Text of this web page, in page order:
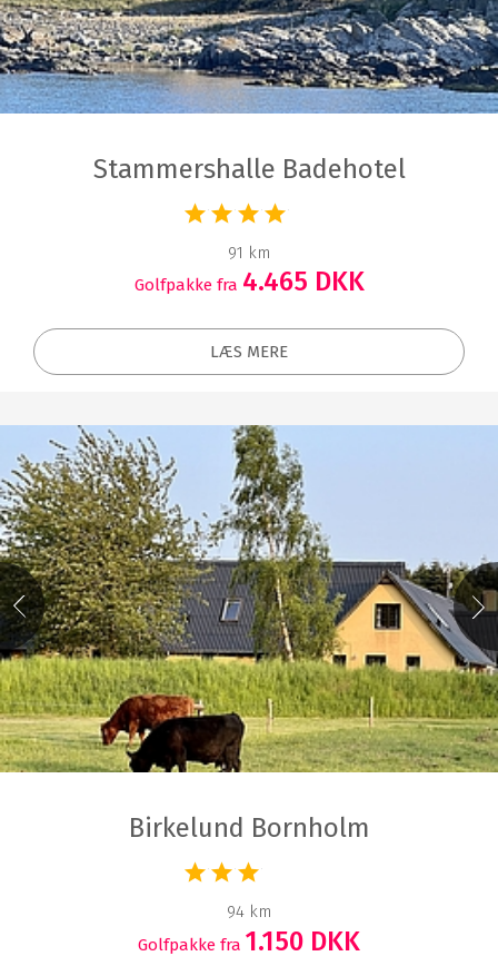
Stammershalle Badehotel
91 km
Golfpakke fra 4.465 DKK
LÆS MERE
Birkelund Bornholm
94 km
Golfpakke fra 1.150 DKK